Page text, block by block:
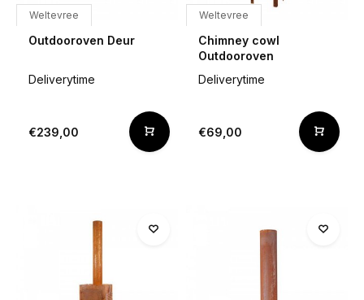
Weltevree
Outdooroven Deur
Deliverytime
€239,00
Weltevree
Chimney cowl
Outdooroven
Deliverytime
€69,00